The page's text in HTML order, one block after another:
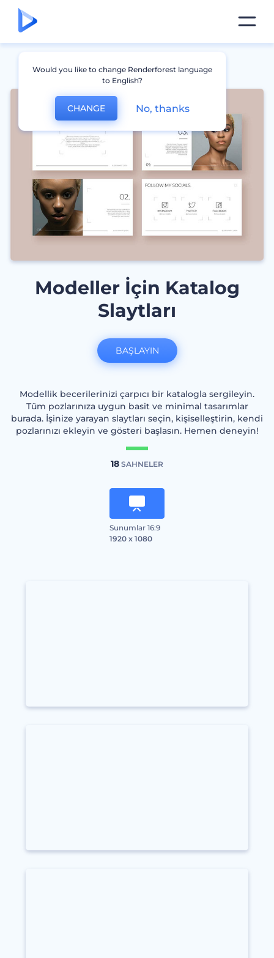
Modeller İçin Katalog
Slaytları
Modellik becerilerinizi çarpıcı bir katalogla sergileyin.
Tüm pozlarınıza uygun basit ve minimal tasarımlar
burada. İşinize yarayan slaytları seçin, kişiselleştirin, kendi
pozlarınızı ekleyin ve gösteri başlasın. Hemen deneyin!
18 SAHNELER
Sunumlar 16:9
1920 x 1080
BAŞLAYIN
Would you like to change Renderforest language
to English?
CHANGE No, thanks